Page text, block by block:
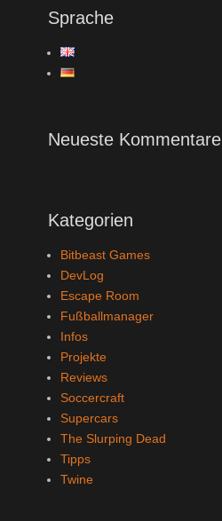
Sprache
Neueste Kommentare
Kategorien
Bitbeast Games
DevLog
Escape Room
Fußballmanager
Infos
Projekte
Reviews
Soccercraft
Supercars
The Slurping Dead
Tipps
Twine